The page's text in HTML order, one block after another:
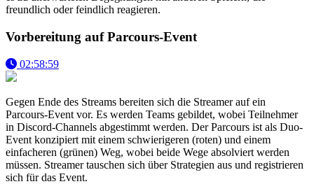
freundlich oder feindlich reagieren.
Vorbereitung auf Parcours-Event
02:58:59
Gegen Ende des Streams bereiten sich die Streamer auf ein
Parcours-Event vor. Es werden Teams gebildet, wobei Teilnehmer
in Discord-Channels abgestimmt werden. Der Parcours ist als Duo-
Event konzipiert mit einem schwierigeren (roten) und einem
einfacheren (grünen) Weg, wobei beide Wege absolviert werden
müssen. Streamer tauschen sich über Strategien aus und registrieren
sich für das Event.